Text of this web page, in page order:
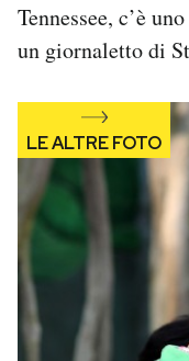
Tennessee, c’è
un giornaletto di